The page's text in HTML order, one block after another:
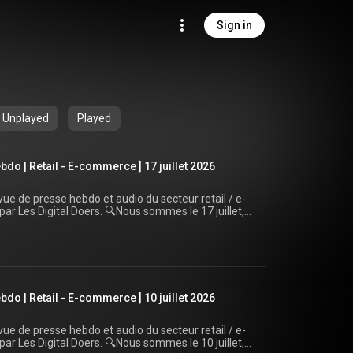
Sign in
Unplayed Played
| Retail - E-commerce ] 17 juillet 2026
de presse hebdo et audio du secteur retail / e-
🔍Nous sommes le 17 juillet,
le rappelle, sur le site
, vous avez accès à une revue de
d’accès direct
revue-de-presse-retail-ecom-
abonner pour
| Retail - E-commerce ] 10 juillet 2026
de presse hebdo et audio du secteur retail / e-
🔍Nous sommes le 10 juillet,